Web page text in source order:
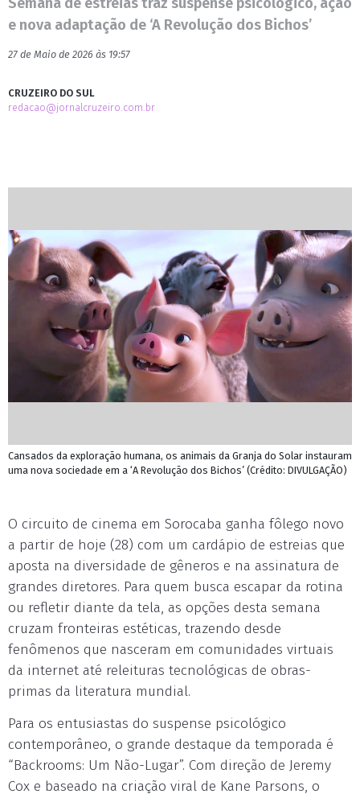
e nova adaptação de ‘A Revolução dos Bichos’
27 de Maio de 2026 às 19:57
CRUZEIRO DO SUL
redacao@jornalcruzeiro.com.br
Cansados da exploração humana, os animais da Granja do Solar instauram
uma nova sociedade em a ‘A Revolução dos Bichos’ (Crédito: DIVULGAÇÃO)
O circuito de cinema em Sorocaba ganha fôlego novo
a partir de hoje (28) com um cardápio de estreias que
aposta na diversidade de gêneros e na assinatura de
grandes diretores. Para quem busca escapar da rotina
ou refletir diante da tela, as opções desta semana
cruzam fronteiras estéticas, trazendo desde
fenômenos que nasceram em comunidades virtuais
da internet até releituras tecnológicas de obras-
primas da literatura mundial.
Para os entusiastas do suspense psicológico
contemporâneo, o grande destaque da temporada é
“Backrooms: Um Não-Lugar”. Com direção de Jeremy
Cox e baseado na criação viral de Kane Parsons, o